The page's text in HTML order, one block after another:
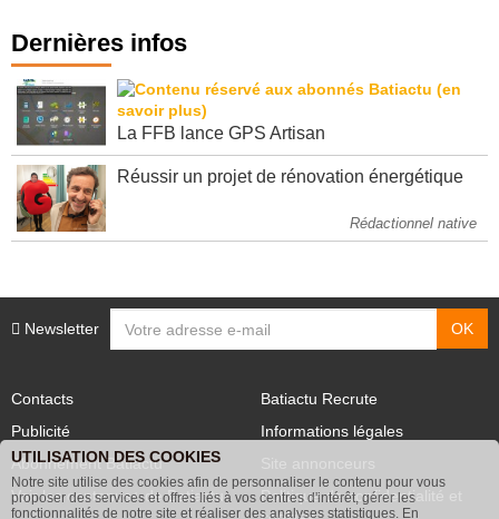
Dernières infos
Rédactionnel native
Publicité
Abonnement Batiactu
Voir les contenus+ de Batiactu
Site annonceurs
Politique de confidentialité et
UTILISATION DES COOKIES
Notre site utilise des cookies afin de personnaliser le contenu pour vous
proposer des services et offres liés à vos centres d'intérêt, gérer les
fonctionnalités de notre site et réaliser des analyses statistiques. En